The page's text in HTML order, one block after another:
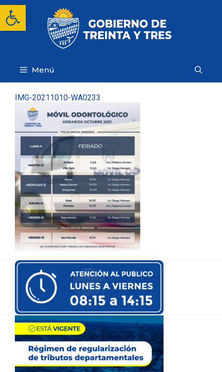
Abrir barra de herramientas
Saltar
contenido
Menú
IMG-20211010-WA0233